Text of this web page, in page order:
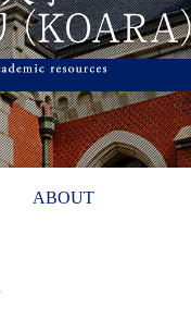
ABOUT